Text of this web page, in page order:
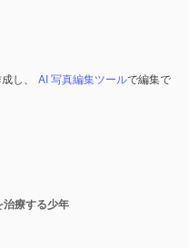
し、 AI 写真編集ツールで編集で
療する少年